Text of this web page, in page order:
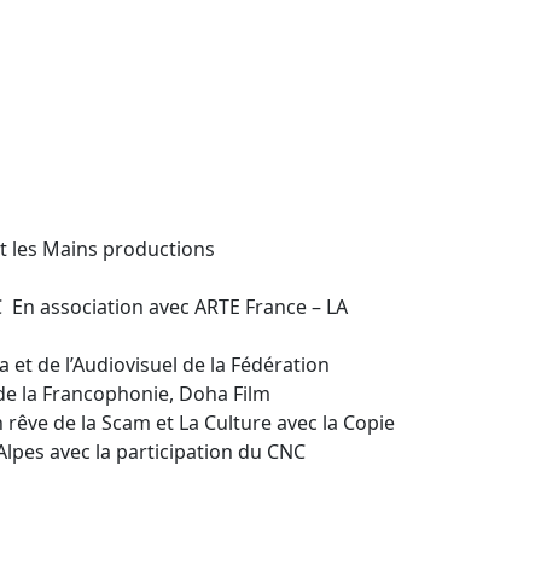
les Mains productions
association avec ARTE France – LA
de l’Audiovisuel de la Fédération
la Francophonie, Doha Film
de la Scam et La Culture avec la Copie
avec la participation du CNC